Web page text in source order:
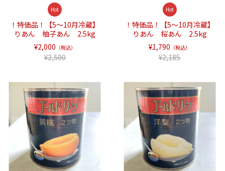
Hot
！特価品！【5～10月冷蔵】
りあん 柚子あん 2.5kg
¥2,000 （税込）
¥2,500
Hot
！特価品！【5～10月冷蔵】
りあん 桜あん 2.5kg
¥1,790 （税込）
¥2,185